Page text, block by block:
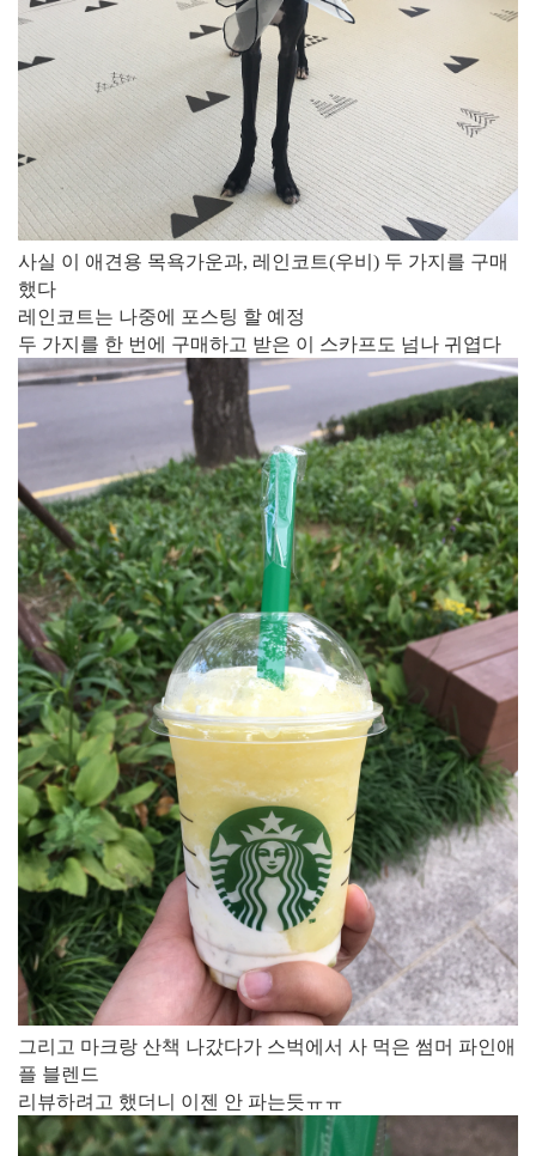
사실 이 애견용 목욕가운과, 레인코트(우비)​ 두 가지를 구매
했다
레인코트는 나중에 포스팅 할 예정
두 가지를 한 번에 구매하고 받은 이 스카프도 넘나 귀엽다
그리고 마크랑 산책 나갔다가 스벅에서 사 먹은 썸머 파인애
플 블렌드
리뷰하려고 했더니 이젠 안 파는듯​ㅠㅠ